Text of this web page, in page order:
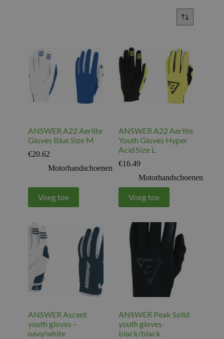
ANSWER A22 Aerlite
Gloves Blue Size M
€20.62
Motorhandschoenen
Voeg toe
ANSWER A22 Aerlite
Youth Gloves Hyper
Acid Size L
€16.49
Motorhandschoenen
Voeg toe
ANSWER Ascent
youth gloves –
navy/white
ANSWER Peak Solid
youth gloves-
black/black